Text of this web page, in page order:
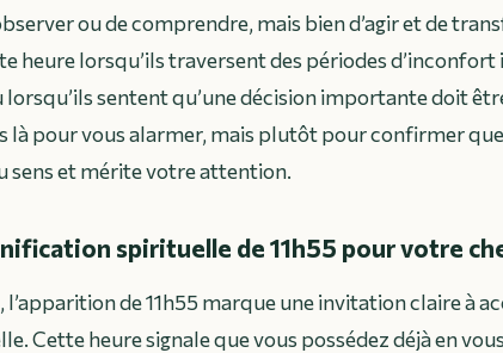
ou de comprendre, mais bien d’agir et de
heure lorsqu’ils traversent des périodes d’inconfort
sentent qu’une décision importante doit
là pour vous alarmer, mais plutôt pour confirmer
sens et mérite votre attention.
spirituelle de 11h55 pour votre
de 11h55 marque une invitation claire à
Cette heure signale que vous possédez déjà en